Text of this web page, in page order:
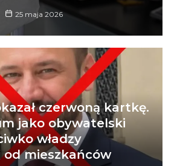
25 maja 2026
czerwoną kartkę.
jako obywatelski
władzy
od mieszkańców